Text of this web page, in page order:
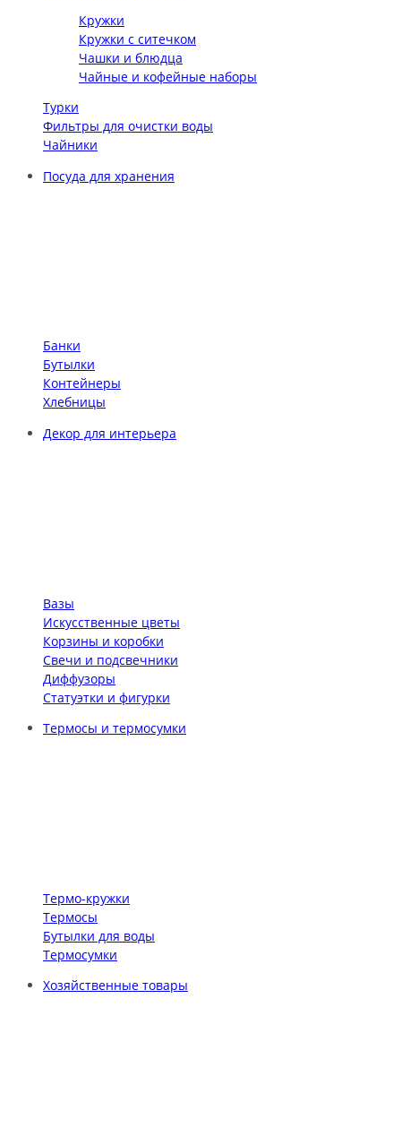
Кружки
Кружки с ситечком
Чашки и блюдца
Чайные и кофейные наборы
Турки
Фильтры для очистки воды
Чайники
Посуда для хранения
Банки
Бутылки
Контейнеры
Хлебницы
Декор для интерьера
Вазы
Искусственные цветы
Корзины и коробки
Свечи и подсвечники
Диффузоры
Статуэтки и фигурки
Термосы и термосумки
Термо-кружки
Термосы
Бутылки для воды
Термосумки
Хозяйственные товары